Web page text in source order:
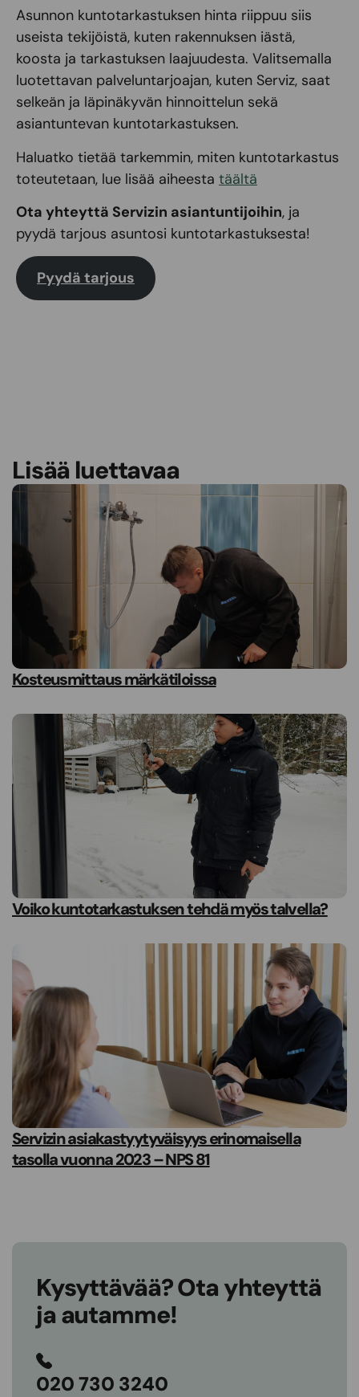
Asunnon kuntotarkastuksen hinta riippuu siis
useista tekijöistä, kuten rakennuksen iästä,
koosta ja tarkastuksen laajuudesta. Valitsemalla
luotettavan palveluntarjoajan, kuten Serviz, saat
selkeän ja läpinäkyvän hinnoittelun sekä
asiantuntevan kuntotarkastuksen.
Haluatko tietää tarkemmin, miten kuntotarkastus
toteutetaan, lue lisää aiheesta täältä
Ota yhteyttä Servizin asiantuntijoihin, ja
pyydä tarjous asuntosi kuntotarkastuksesta!
Pyydä tarjous
Lisää luettavaa
Kosteusmittaus märkätiloissa
Voiko kuntotarkastuksen tehdä myös talvella?
Servizin asiakastyytyväisyys erinomaisella
tasolla vuonna 2023 – NPS 81
Kysyttävää? Ota yhteyttä
ja autamme!
020 730 3240